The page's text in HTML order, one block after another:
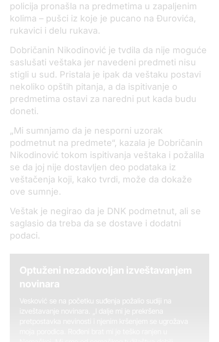
policija pronašla na predmetima u zapaljenim
kolima – pušci iz koje je pucano na Đurovića,
rukavici i delu rukava.
Dobričanin Nikodinović je tvdila da nije moguće
saslušati veštaka jer navedeni predmeti nisu
stigli u sud. Pristala je ipak da veštaku postavi
nekoliko opštih pitanja, a da ispitivanje o
predmetima ostavi za naredni put kada budu
doneti.
„Mi sumnjamo da je nesporni uzorak
podmetnut na predmete“, kazala je Dobričanin
Nikodinović tokom ispitivanja veštaka i požalila
se da joj nije dostavljen deo podataka iz
veštačenja koji, kako tvrdi, može da dokaže
ove sumnje.
Veštak je negirao da je DNK podmetnut, ali se
saglasio da treba da se dostave i dodatni
podaci.
Optuženi nezadovoljan izveštavanjem
novinara
Vesković se na početku suđenja požalio sudiji na
izveštavanje novinara. „I dalje mi je prekršena